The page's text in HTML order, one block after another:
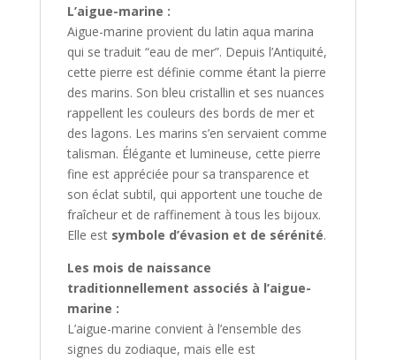
L’aigue-marine :
Aigue-marine provient du latin aqua marina
qui se traduit “eau de mer”. Depuis l’Antiquité,
cette pierre est définie comme étant la pierre
des marins. Son bleu cristallin et ses nuances
rappellent les couleurs des bords de mer et
des lagons. Les marins s’en servaient comme
talisman. Élégante et lumineuse, cette pierre
fine est appréciée pour sa transparence et
son éclat subtil, qui apportent une touche de
fraîcheur et de raffinement à tous les bijoux.
Elle est symbole d’évasion et de sérénité.
Les mois de naissance
traditionnellement associés à l’aigue-
marine :
L’aigue-marine convient à l’ensemble des
signes du zodiaque, mais elle est